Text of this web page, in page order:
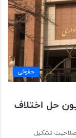
حقوقی
حل اختلاف
صلاحیت تشکیل